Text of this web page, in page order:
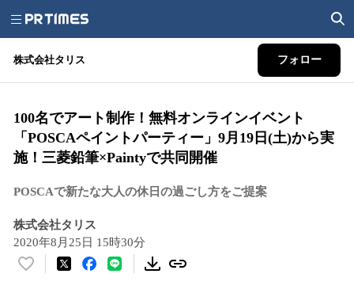
株式会社タリス フォロー
100名でアート制作！無料オンラインイベント
「POSCAペイントパーティー」9月19日(土)から実
施！三菱鉛筆×Paintyで共同開催
POSCAで新たな大人の休日の過ごし方をご提案
株式会社タリス
2020年8月25日 15時30分
い